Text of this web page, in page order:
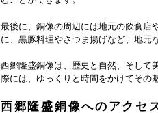
最後に、銅像の周辺には地元の飲食店
に、黒豚料理やさつま揚げなど、地元
西郷隆盛銅像は、歴史と自然、そして
際には、ゆっくりと時間をかけてその
西郷隆盛銅像へのアクセ